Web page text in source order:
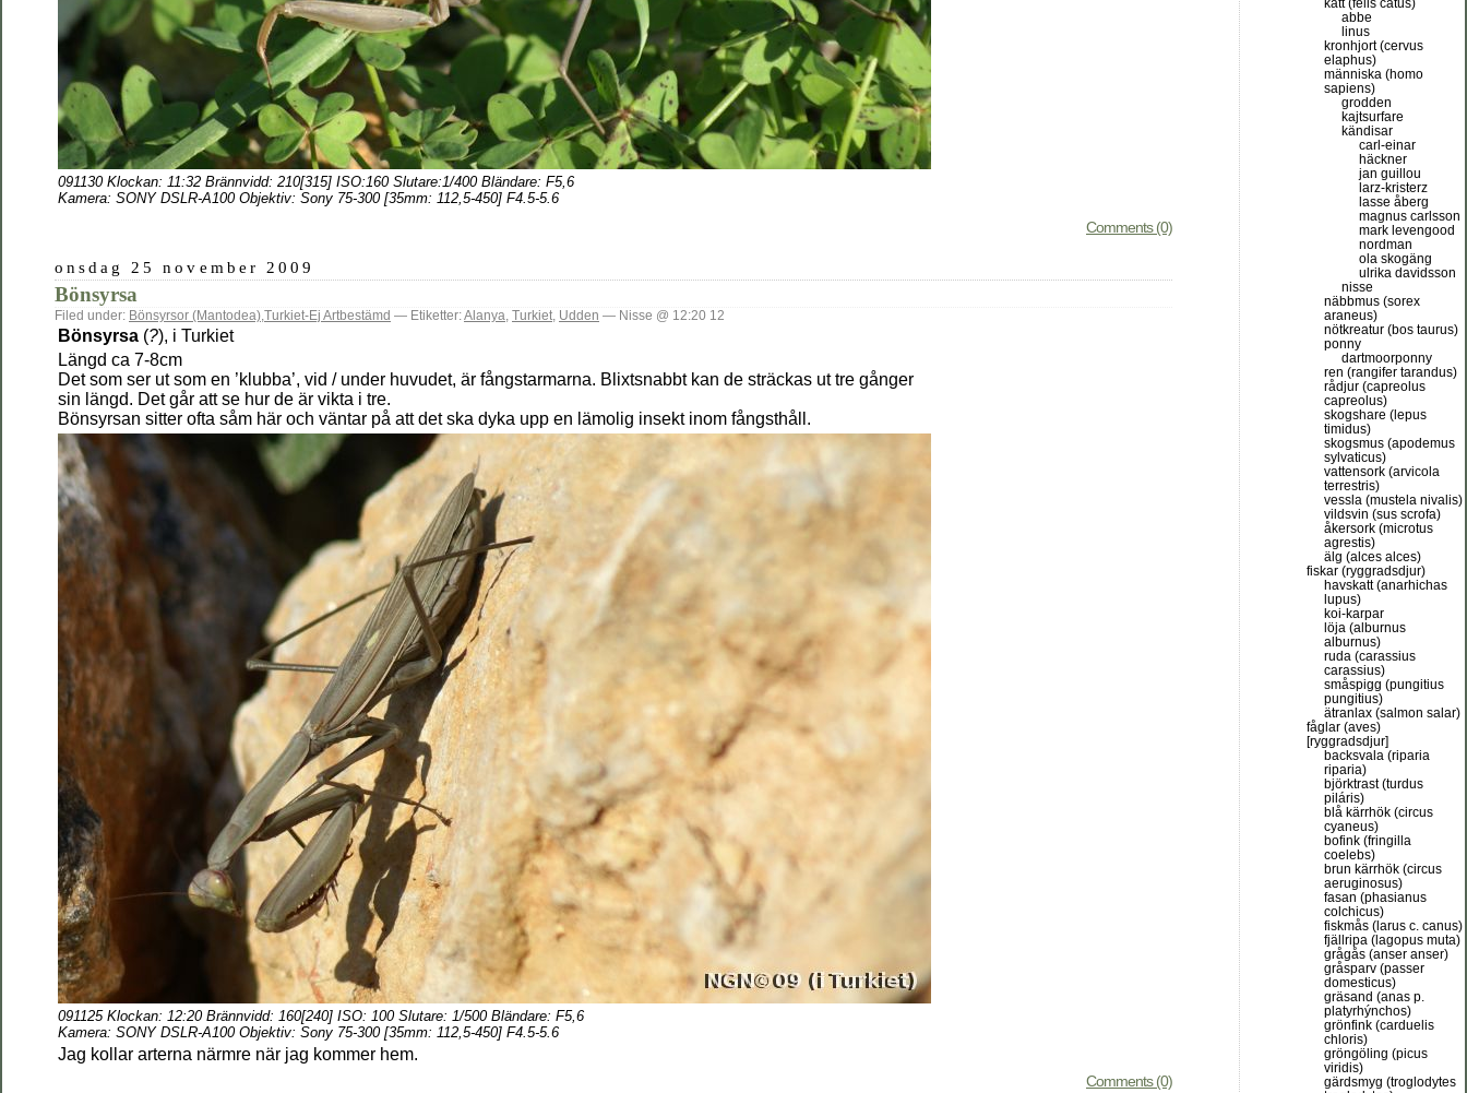
091130 Klockan: 11:32 Brännvidd: 210[315] ISO:160 Slutare:1/400 Bländare: F5,6
Kamera: SONY DSLR-A100 Objektiv: Sony 75-300 [35mm: 112,5-450] F4.5-5.6
Comments (0)
onsdag 25 november 2009
Bönsyrsa
Filed under: Bönsyrsor (Mantodea),Turkiet-Ej Artbestämd — Etiketter:Alanya, Turkiet, Udden — Nisse @ 12:20 12
Bönsyrsa (?), i Turkiet
Längd ca 7-8cm
Det som ser ut som en ’klubba’, vid / under huvudet, är fångstarmarna. Blixtsnabbt kan de sträckas ut tre gånger
sin längd. Det går att se hur de är vikta i tre.
Bönsyrsan sitter ofta såm här och väntar på att det ska dyka upp en lämolig insekt inom fångsthåll.
091125 Klockan: 12:20 Brännvidd: 160[240] ISO: 100 Slutare: 1/500 Bländare: F5,6
Kamera: SONY DSLR-A100 Objektiv: Sony 75-300 [35mm: 112,5-450] F4.5-5.6
Jag kollar arterna närmre när jag kommer hem.
Comments (0)
katt (felis catus)
abbe
linus
kronhjort (cervus
elaphus)
människa (homo
sapiens)
grodden
kajtsurfare
kändisar
carl-einar
häckner
jan guillou
larz-kristerz
lasse åberg
magnus carlsson
mark levengood
nordman
ola skogäng
ulrika davidsson
nisse
näbbmus (sorex
araneus)
nötkreatur (bos taurus)
ponny
dartmoorponny
ren (rangifer tarandus)
rådjur (capreolus
capreolus)
skogshare (lepus
timidus)
skogsmus (apodemus
sylvaticus)
vattensork (arvicola
terrestris)
vessla (mustela nivalis)
vildsvin (sus scrofa)
åkersork (microtus
agrestis)
älg (alces alces)
fiskar (ryggradsdjur)
havskatt (anarhichas
lupus)
koi-karpar
löja (alburnus
alburnus)
ruda (carassius
carassius)
småspigg (pungitius
pungitius)
ätranlax (salmon salar)
fåglar (aves)
[ryggradsdjur]
backsvala (riparia
riparia)
björktrast (turdus
piláris)
blå kärrhök (circus
cyaneus)
bofink (fringilla
coelebs)
brun kärrhök (circus
aeruginosus)
fasan (phasianus
colchicus)
fiskmås (larus c. canus)
fjällripa (lagopus muta)
grågås (anser anser)
gråsparv (passer
domesticus)
gräsand (anas p.
platyrhýnchos)
grönfink (carduelis
chloris)
gröngöling (picus
viridis)
gärdsmyg (troglodytes